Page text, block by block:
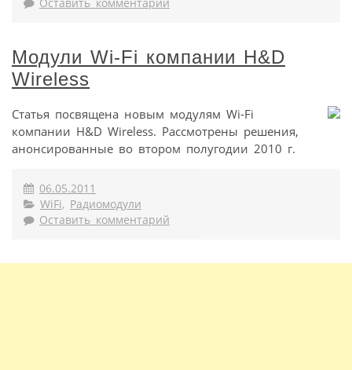
Оставить комментарий
Модули Wi-Fi компании H&D
Wireless
Статья посвящена новым модулям Wi-Fi
компании H&D Wireless. Рассмотрены решения,
анонсированные во втором полугодии 2010 г.
06.05.2011
WiFi, Радиомодули
Оставить комментарий